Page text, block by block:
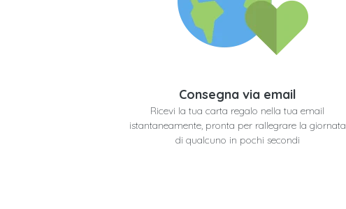
Consegna via email
Ricevi la tua carta regalo nella tua email
istantaneamente, pronta per rallegrare la giornata
di qualcuno in pochi secondi